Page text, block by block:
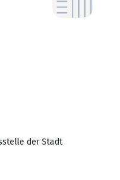
der Stadt